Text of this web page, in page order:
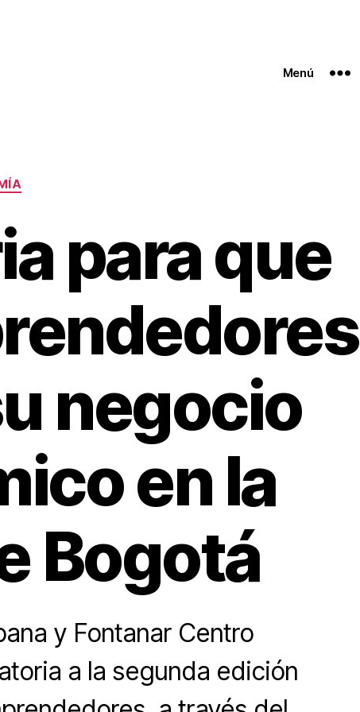
Menú
para que
negocio
en la
Bogotá
y Fontanar Centro
a la segunda edición